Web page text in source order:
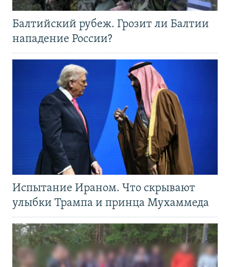
Балтийский рубеж. Грозит ли Балтии
нападение России?
Испытание Ираном. Что скрывают
улыбки Трампа и принца Мухаммеда